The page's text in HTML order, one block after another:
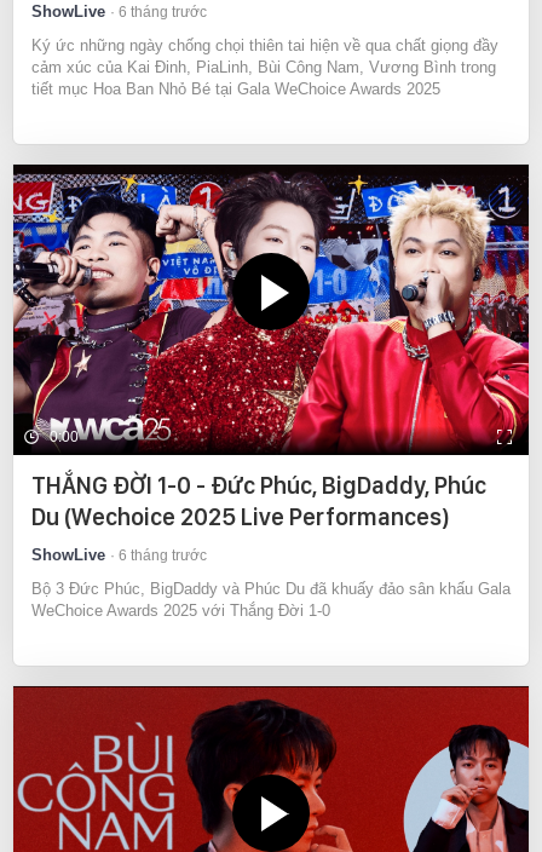
ShowLive 6 tháng trước
Ký ức những ngày chống chọi thiên tai hiện về qua chất giọng đầy
cảm xúc của Kai Đinh, PiaLinh, Bùi Công Nam, Vương Bình trong
tiết mục Hoa Ban Nhỏ Bé tại Gala WeChoice Awards 2025
0:00
THẮNG ĐỜI 1-0 - Đức Phúc, BigDaddy, Phúc
Du (Wechoice 2025 Live Performances)
ShowLive 6 tháng trước
Bộ 3 Đức Phúc, BigDaddy và Phúc Du đã khuấy đảo sân khấu Gala
WeChoice Awards 2025 với Thắng Đời 1-0